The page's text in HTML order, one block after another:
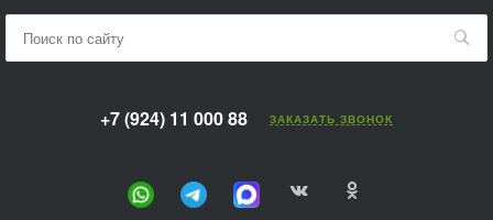
+7 (924) 11 000 88 ЗАКАЗАТЬ ЗВОНОК